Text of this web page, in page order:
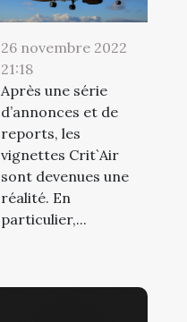
26 novembre 2022
21:18
Après une série
d’annonces et de
reports, les
vignettes Crit`Air
sont devenues une
réalité. En
particulier,...